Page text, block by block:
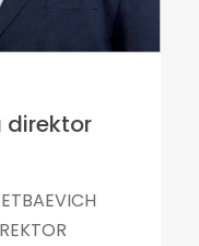
direktor